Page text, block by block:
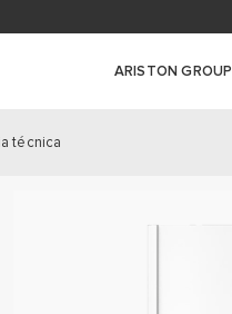
ARISTON GROUP
DE CONDENSAÇÃO
técnica